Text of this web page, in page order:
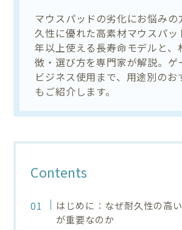
マウスパッドの劣化にお悩みの
久性に優れた高素材マウスパッ
年以上使える長寿命モデルと、
徴・選び方を専門家が解説。ゲ
ビジネス使用まで、用途別のお
もご紹介します。
Contents
はじめに：なぜ耐久性の高
が重要なのか